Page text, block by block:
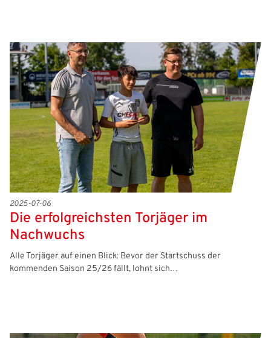
2025-07-06
Die erfolgreichsten Torjäger im
Nachwuchs
Alle Torjäger auf einen Blick: Bevor der Startschuss der
kommenden Saison 25/26 fällt, lohnt sich…